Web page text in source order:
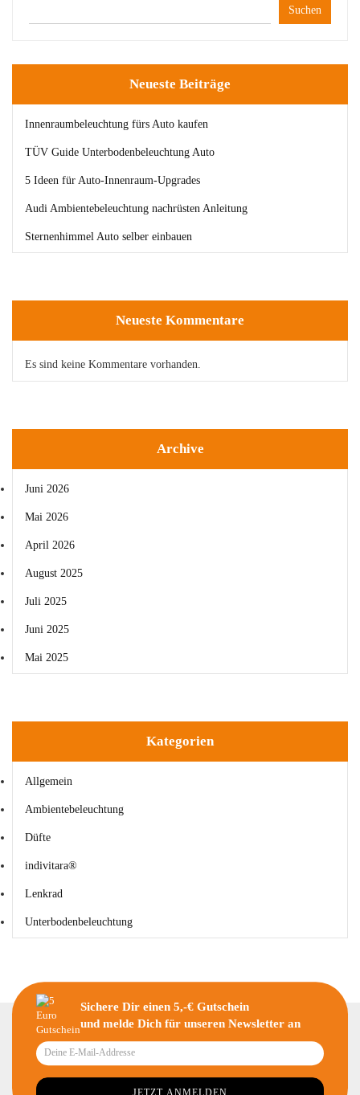
Suchen
Neueste Beiträge
Innenraumbeleuchtung fürs Auto kaufen
TÜV Guide Unterbodenbeleuchtung Auto
5 Ideen für Auto-Innenraum-Upgrades
Audi Ambientebeleuchtung nachrüsten Anleitung
Sternenhimmel Auto selber einbauen
Neueste Kommentare
Es sind keine Kommentare vorhanden.
Archive
Juni 2026
Mai 2026
April 2026
August 2025
Juli 2025
Juni 2025
Mai 2025
Kategorien
Allgemein
Ambientebeleuchtung
Düfte
indivitara®
Lenkrad
Unterbodenbeleuchtung
Sichere Dir einen 5,-€ Gutschein
und melde Dich für unseren Newsletter an